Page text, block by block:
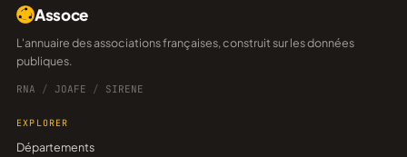
Assoce
L'annuaire des associations françaises, construit sur les données
publiques.
RNA / JOAFE / SIRENE
EXPLORER
Départements